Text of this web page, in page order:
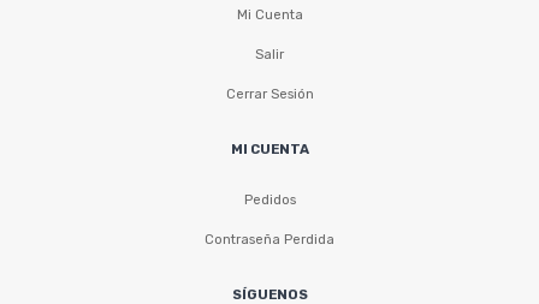
Mi Cuenta
Salir
Cerrar Sesión
MI CUENTA
Pedidos
Contraseña Perdida
SÍGUENOS